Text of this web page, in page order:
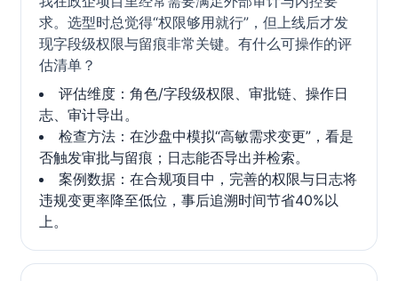
求。选型时总觉得“权限够用就行”，但上线后才发
现字段级权限与留痕非常关键。有什么可操作的评
估清单？
评估维度：角色/字段级权限、审批链、操作日
志、审计导出。
检查方法：在沙盘中模拟“高敏需求变更”，看是
否触发审批与留痕；日志能否导出并检索。
案例数据：在合规项目中，完善的权限与日志将
违规变更率降至低位，事后追溯时间节省40%以
上。